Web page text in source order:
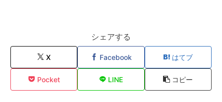
シェアする
X Facebook はてブ
Pocket LINE コピー